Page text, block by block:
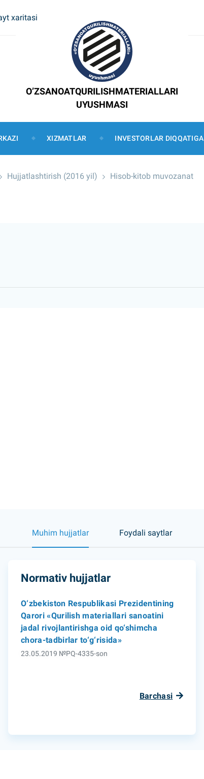
xaritasi
O’ZSANOATQURILISHMATERIALLARI
UYUSHMASI
XIZMATLAR INVESTORLAR DIQQATIGA
Hujjatlashtirish (2016 yil) Hisob-kitob muvozanat
Muhim hujjatlar Foydali saytlar
Normativ hujjatlar
O‘zbekiston Respublikasi Prezidentining
Qarori «Qurilish materiallari sanoatini
jadal rivojlantirishga oid qo‘shimcha
chora-tadbirlar to‘g‘risida»
23.05.2019 №PQ-4335-son
Barchasi